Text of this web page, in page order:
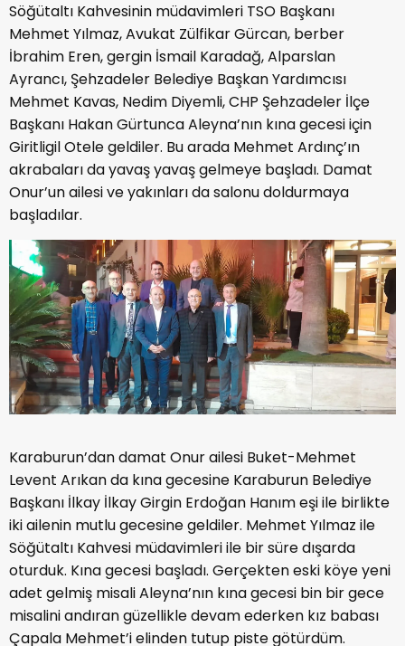
Söğütaltı Kahvesinin müdavimleri TSO Başkanı
Mehmet Yılmaz, Avukat Zülfikar Gürcan, berber
İbrahim Eren, gergin İsmail Karadağ, Alparslan
Ayrancı, Şehzadeler Belediye Başkan Yardımcısı
Mehmet Kavas, Nedim Diyemli, CHP Şehzadeler İlçe
Başkanı Hakan Gürtunca Aleyna’nın kına gecesi için
Giritligil Otele geldiler. Bu arada Mehmet Ardınç’ın
akrabaları da yavaş yavaş gelmeye başladı. Damat
Onur’un ailesi ve yakınları da salonu doldurmaya
başladılar.
Karaburun’dan damat Onur ailesi Buket-Mehmet
Levent Arıkan da kına gecesine Karaburun Belediye
Başkanı İlkay İlkay Girgin Erdoğan Hanım eşi ile birlikte
iki ailenin mutlu gecesine geldiler. Mehmet Yılmaz ile
Söğütaltı Kahvesi müdavimleri ile bir süre dışarda
oturduk. Kına gecesi başladı. Gerçekten eski köye yeni
adet gelmiş misali Aleyna’nın kına gecesi bin bir gece
misalini andıran güzellikle devam ederken kız babası
Çapala Mehmet’i elinden tutup piste götürdüm.